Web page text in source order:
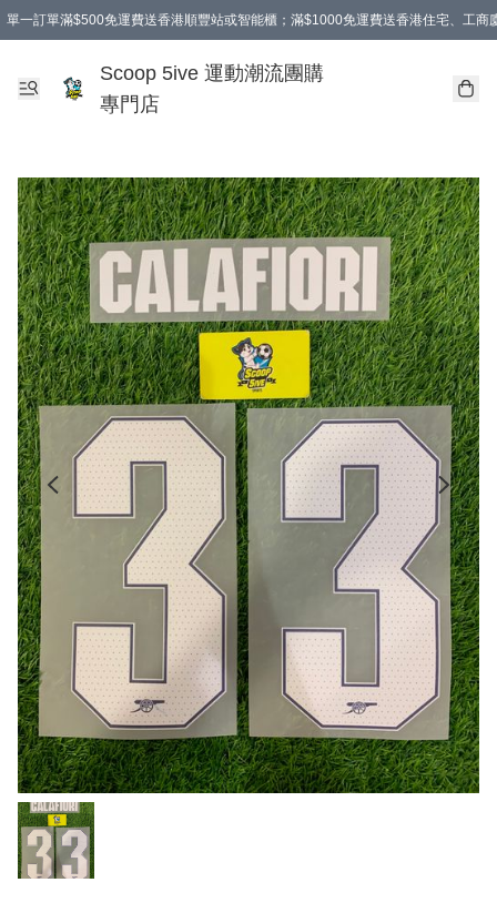
單一訂單滿$500免運費送香港順豐站或智能櫃；滿$1000免運費送香港住宅、工商
Scoop 5ive 運動潮流團購
專門店